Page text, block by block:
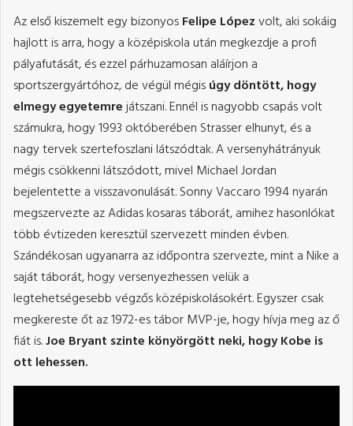
Az első kiszemelt egy bizonyosFelipe Lópezvolt, aki sokáig
hajlott is arra, hogy a középiskola után megkezdje a profi
pályafutását, és ezzel párhuzamosan aláírjon a
sportszergyártóhoz, de végül mégisúgy döntött, hogy
elmegy egyetemrejátszani. Ennél is nagyobb csapás volt
számukra, hogy 1993 októberében Strasser elhunyt, és a
nagy tervek szertefoszlani látszódtak. A versenyhátrányuk
mégis csökkenni látszódott, mivel Michael Jordan
bejelentette a visszavonulását. Sonny Vaccaro 1994 nyarán
megszervezte az Adidas kosaras táborát, amihez hasonlókat
több évtizeden keresztül szervezett minden évben.
Szándékosan ugyanarra az időpontra szervezte, mint a Nike a
saját táborát, hogy versenyezhessen velük a
legtehetségesebb végzős középiskolásokért. Egyszer csak
megkereste őt az 1972-es tábor MVP-je, hogy hívja meg az ő
fiát is.Joe Bryant szinte könyörgött neki, hogy Kobe is
ott lehessen.